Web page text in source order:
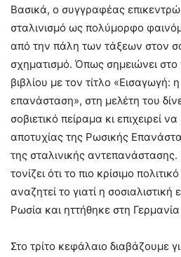
Βασικά, ο συγγραφέας
σταλινισμό ως πολύμορφο
από την πάλη των τάξεων στον
σχηματισμό. Όπως σημειώνει
βιβλίου με τον τίτλο «Εισαγωγή:
επανάσταση», στη μελέτη του
σοβιετικό πείραμα κι επιχειρεί να
αποτυχίας της Ρωσικής
της σταλινικής
τονίζει ότι το πιο κρίσιμο
αναζητεί το γιατί η
Ρωσία και ηττήθηκε στη
Στο τρίτο κεφάλαιο διαβάζουμε